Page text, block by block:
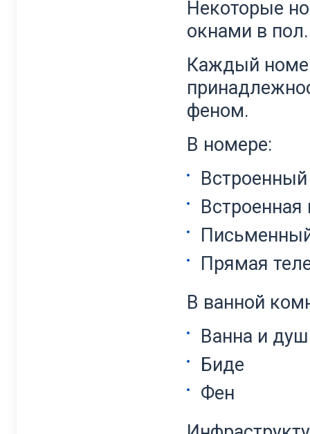
Некоторые
окнами в пол.
Каждый
феном.
В номере:
Встроенная
Прямая
В ванной
Ванна и душ
Биде
Фен